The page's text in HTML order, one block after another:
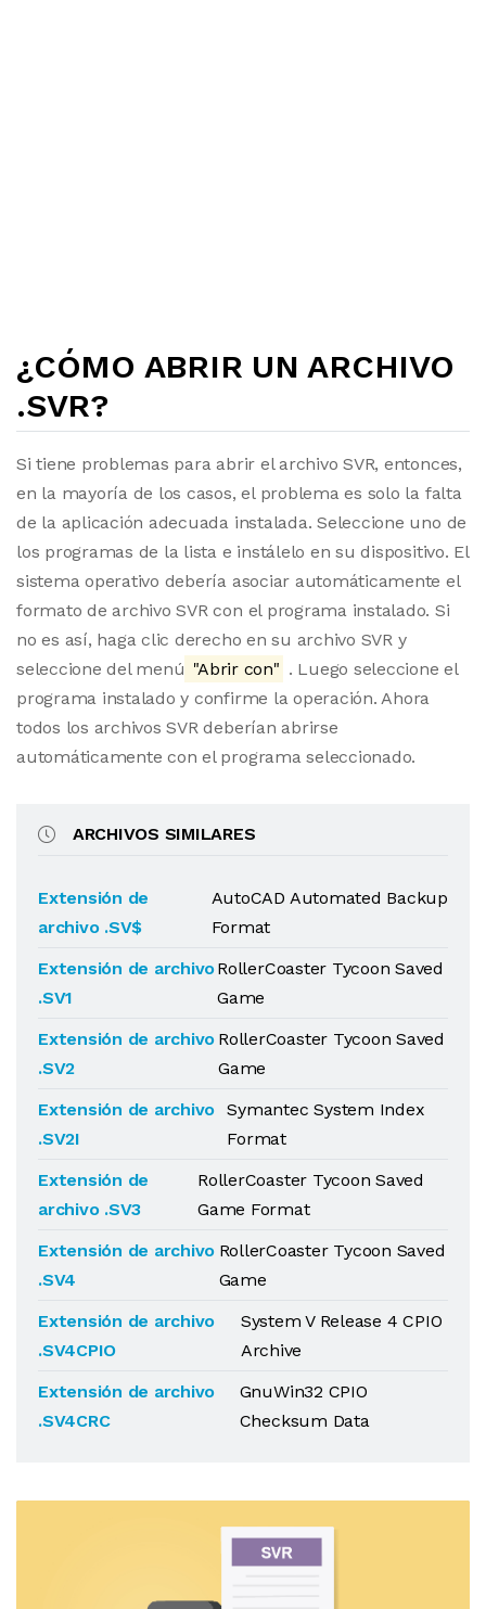
¿CÓMO ABRIR UN ARCHIVO
.SVR?
Si tiene problemas para abrir el archivo SVR, entonces,
en la mayoría de los casos, el problema es solo la falta
de la aplicación adecuada instalada. Seleccione uno de
los programas de la lista e instálelo en su dispositivo. El
sistema operativo debería asociar automáticamente el
formato de archivo SVR con el programa instalado. Si
no es así, haga clic derecho en su archivo SVR y
seleccione del menú "Abrir con" . Luego seleccione el
programa instalado y confirme la operación. Ahora
todos los archivos SVR deberían abrirse
automáticamente con el programa seleccionado.
ARCHIVOS SIMILARES
Extensión de
archivo .SV$
AutoCAD Automated Backup
Format
Extensión de archivo
.SV1
RollerCoaster Tycoon Saved
Game
Extensión de archivo
.SV2
RollerCoaster Tycoon Saved
Game
Extensión de archivo
.SV2I
Symantec System Index
Format
Extensión de
archivo .SV3
RollerCoaster Tycoon Saved
Game Format
Extensión de archivo
.SV4
RollerCoaster Tycoon Saved
Game
Extensión de archivo
.SV4CPIO
System V Release 4 CPIO
Archive
Extensión de archivo
.SV4CRC
GnuWin32 CPIO
Checksum Data